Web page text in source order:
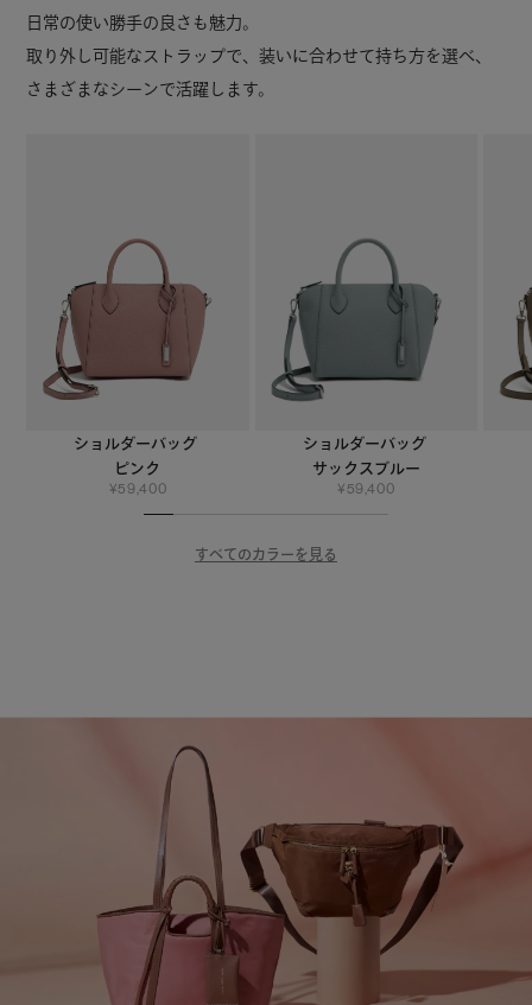
日常の使い勝手の良さも魅力。
取り外し可能なストラップで、装いに合わせて持ち方を選べ、
さまざまなシーンで活躍します。
ショルダーバッグ
ピンク
¥59,400
ショルダーバッグ
サックスブルー
¥ 59,400
すべてのカラーを見る